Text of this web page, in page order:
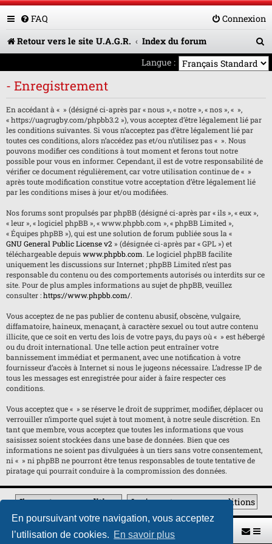
En poursuivant votre navigation, vous acceptez
l’utilisation de cookies. En savoir plus
FAQ
Connexion
Retour vers le site U.A.G.R.
Index du forum
e
h
Langue :
- Enregistrement
En accédant à « » (désigné ci-après par « nous », « notre », « nos », « »,
« https://uagrugby.com/phpbb3.2 »), vous acceptez d’être légalement lié par
les conditions suivantes. Si vous n’acceptez pas d’être légalement lié par
toutes ces conditions, alors n’accédez pas et/ou n’utilisez pas « ». Nous
pouvons modifier ces conditions à tout moment et ferons tout notre
possible pour vous en informer. Cependant, il est de votre responsabilité de
vérifier ce document régulièrement, car votre utilisation continue de « »
après toute modification constitue votre acceptation d’être légalement lié
par les conditions mises à jour et/ou modifiées.
Nos forums sont propulsés par phpBB (désigné ci-après par « ils », « eux »,
« leur », « logiciel phpBB », « www.phpbb.com », « phpBB Limited »,
« Équipes phpBB »), qui est une solution de forum publiée sous la «
GNU General Public License v2 » (désignée ci-après par « GPL ») et
téléchargeable depuiswww.phpbb.com. Le logiciel phpBB facilite
uniquement les discussions sur Internet ; phpBB Limited n’est pas
responsable du contenu ou des comportements autorisés ou interdits sur ce
site. Pour de plus amples informations au sujet de phpBB, veuillez
consulter :https://www.phpbb.com/.
Vous acceptez de ne pas publier de contenu abusif, obscène, vulgaire,
diffamatoire, haineux, menaçant, à caractère sexuel ou tout autre contenu
illicite, que ce soit en vertu des lois de votre pays, du pays où « » est hébergé
ou du droit international. Une telle action peut entraîner votre
bannissement immédiat et permanent, avec une notification à votre
fournisseur d’accès à Internet si nous le jugeons nécessaire. L’adresse IP de
tous les messages est enregistrée pour aider à faire respecter ces
conditions.
Vous acceptez que « » se réserve le droit de supprimer, modifier, déplacer ou
verrouiller n’importe quel sujet à tout moment, à notre seule discrétion. En
tant que membre, vous acceptez que toutes les informations que vous
saisissez soient stockées dans une base de données. Bien que ces
informations ne soient pas divulguées à un tiers sans votre consentement,
ni « » ni phpBB ne pourront être tenus responsables de toute tentative de
piratage qui pourrait conduire à la compromission des données.
Retour vers le site U.A.G.R. Index du forum